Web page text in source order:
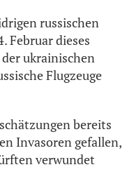
russischen
Februar dieses
ukrainischen
Flugzeuge
bereits
Invasoren gefallen,
verwundet